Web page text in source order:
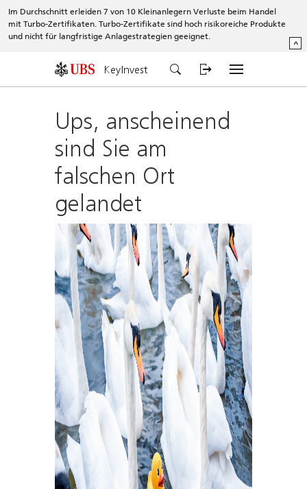
Im Durchschnitt erleiden 7 von 10 Kleinanlegern Verluste beim Handel
mit Turbo-Zertifikaten. Turbo-Zertifikate sind hoch risikoreiche Produkte
und nicht für langfristige Anlagestrategien geeignet.
^
KeyInvest
Ups, anscheinend
sind Sie am
falschen Ort
gelandet